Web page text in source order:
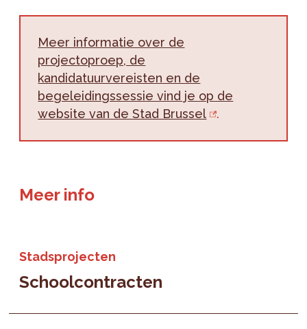
Meer informatie over de
projectoproep, de
kandidatuurvereisten en de
begeleidingssessie vind je op de
website van de Stad Brussel
.
Meer info
Stadsprojecten
Schoolcontracten